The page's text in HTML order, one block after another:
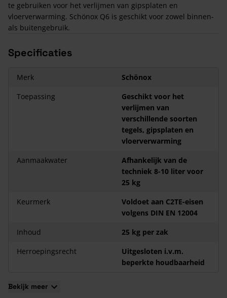
te gebruiken voor het verlijmen van gipsplaten en
vloerverwarming. Schönox Q6 is geschikt voor zowel binnen-
als buitengebruik.
Specificaties
Merk
Schönox
Toepassing
Geschikt voor het
verlijmen van
verschillende soorten
tegels, gipsplaten en
vloerverwarming
Aanmaakwater
Afhankelijk van de
techniek 8-10 liter voor
25 kg
Keurmerk
Voldoet aan C2TE-eisen
volgens DIN EN 12004
Inhoud
25 kg per zak
Herroepingsrecht
Uitgesloten i.v.m.
beperkte houdbaarheid
Bekijk meer